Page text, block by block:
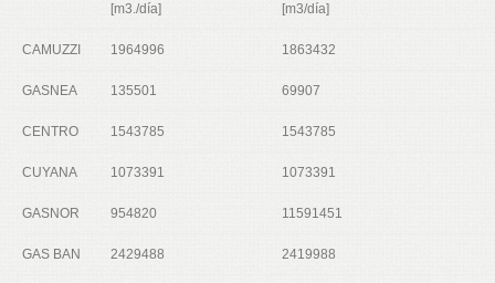
[m3./día]
[m3/día]
CAMUZZI 1964996 1863432
GASNEA 135501 69907
CENTRO 1543785 1543785
CUYANA 1073391 1073391
GASNOR 954820 11591451
GAS BAN 2429488 2419988